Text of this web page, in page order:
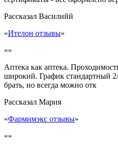
Рассказал Василийй
«Ителон отзывы»
«»
Аптека как аптека.
широкий. График стандартный
брать, но всегда можно отк
Рассказал Мария
«Фармимэкс отзывы»
«»